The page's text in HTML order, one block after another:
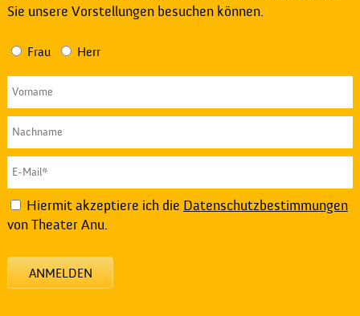
Sie unsere Vorstellungen besuchen können.
Frau Herr
Hiermit akzeptiere ich die Datenschutzbestimmungen
von Theater Anu.
ANMELDEN